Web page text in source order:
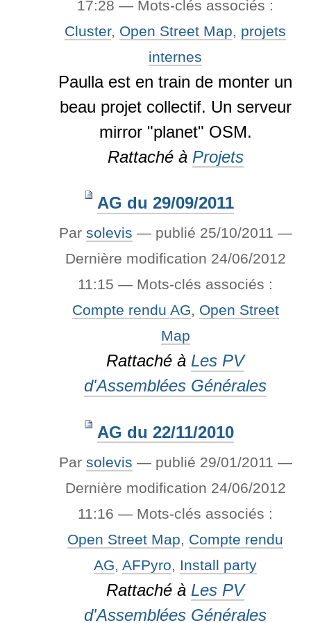
17:28— Mots-clés associés :
Cluster, Open Street Map, projets
internes
Paulla est en train de monter un
beau projet collectif. Un serveur
mirror "planet" OSM.
Rattaché à Projets
AG du 29/09/2011
Par solevis — publié 25/10/2011 —
Dernière modification 24/06/2012
11:15— Mots-clés associés :
Compte rendu AG, Open Street
Map
Rattaché à Les PV
d'Assemblées Générales
AG du 22/11/2010
Par solevis — publié 29/01/2011 —
Dernière modification 24/06/2012
11:16— Mots-clés associés :
Open Street Map, Compte rendu
AG,AFPyro, Install party
Rattaché à Les PV
d'Assemblées Générales